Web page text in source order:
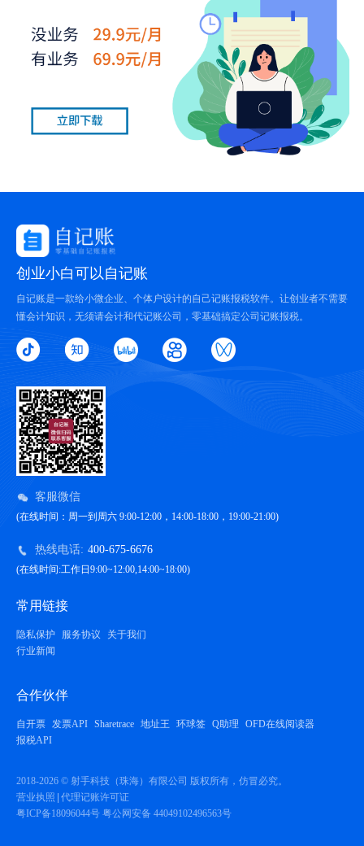
创业小白可以自记账
自记账是一款给小微企业、个体户设计的自己记账报税软件。让创业者不需要
懂会计知识，无须请会计和代记账公司，零基础搞定公司记账报税。
客服微信
(在线时间：周一到周六 9:00-12:00，14:00-18:00，19:00-21:00)
热线电话: 400-675-6676
(在线时间:工作日9:00~12:00,14:00~18:00)
常用链接
隐私保护 服务协议
关于我们
行业新闻
合作伙伴
自开票 发票API Sharetrace 地址王 环球签 Q助理
OFD在线阅读器
报税API
2018-2026 © 射手科技（珠海）有限公司 版权所有，仿冒必究。
营业执照 代理记账许可证
粤ICP备18096044号 粤公网安备 44049102496563号